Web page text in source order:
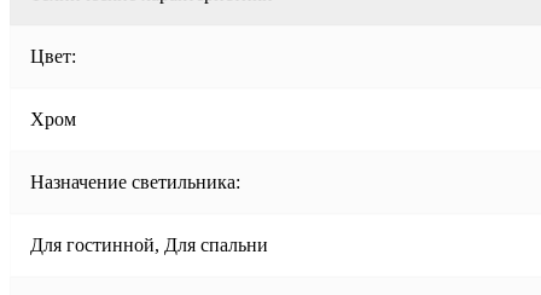
Цвет:
Хром
Назначение светильника:
Для гостинной, Для спальни